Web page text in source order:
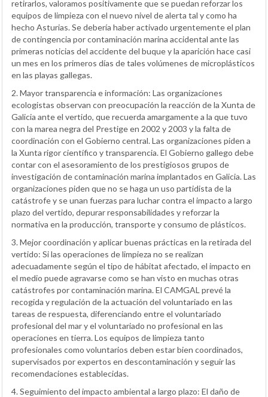
retirarlos, valoramos positivamente que se puedan reforzar los
equipos de limpieza con el nuevo nivel de alerta tal y como ha
hecho Asturias. Se debería haber activado urgentemente el plan
de contingencia por contaminación marina accidental ante las
primeras noticias del accidente del buque y la aparición hace casi
un mes en los primeros días de tales volúmenes de microplásticos
en las playas gallegas.
2. Mayor transparencia e información: Las organizaciones
ecologistas observan con preocupación la reacción de la Xunta de
Galicia ante el vertido, que recuerda amargamente a la que tuvo
con la marea negra del Prestige en 2002 y 2003 y la falta de
coordinación con el Gobierno central. Las organizaciones piden a
la Xunta rigor científico y transparencia. El Gobierno gallego debe
contar con el asesoramiento de los prestigiosos grupos de
investigación de contaminación marina implantados en Galicia. Las
organizaciones piden que no se haga un uso partidista de la
catástrofe y se unan fuerzas para luchar contra el impacto a largo
plazo del vertido, depurar responsabilidades y reforzar la
normativa en la producción, transporte y consumo de plásticos.
3. Mejor coordinación y aplicar buenas prácticas en la retirada del
vertido: Si las operaciones de limpieza no se realizan
adecuadamente según el tipo de hábitat afectado, el impacto en
el medio puede agravarse como se han visto en muchas otras
catástrofes por contaminación marina. El CAMGAL prevé la
recogida y regulación de la actuación del voluntariado en las
tareas de respuesta, diferenciando entre el voluntariado
profesional del mar y el voluntariado no profesional en las
operaciones en tierra. Los equipos de limpieza tanto
profesionales como voluntarios deben estar bien coordinados,
supervisados por expertos en descontaminación y seguir las
recomendaciones establecidas.
4. Seguimiento del impacto ambiental a largo plazo: El daño de